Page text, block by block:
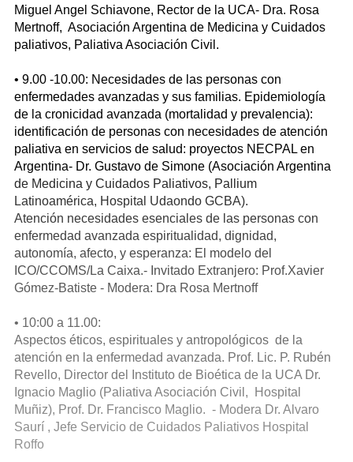
Miguel Angel Schiavone, Rector de la UCA- Dra. Rosa
Mertnoff, Asociación Argentina de Medicina y Cuidados
paliativos, Paliativa Asociación Civil.
• 9.00 -10.00: Necesidades de las personas con
enfermedades avanzadas y sus familias. Epidemiología
de la cronicidad avanzada (mortalidad y prevalencia):
identificación de personas con necesidades de atención
paliativa en servicios de salud: proyectos NECPAL en
Argentina- Dr. Gustavo de Simone (Asociación Argentina
de Medicina y Cuidados Paliativos, Pallium
Latinoamérica, Hospital Udaondo GCBA).
Atención necesidades esenciales de las personas con
enfermedad avanzada espiritualidad, dignidad,
autonomía, afecto, y esperanza: El modelo del
ICO/CCOMS/La Caixa.- Invitado Extranjero: Prof.Xavier
Gómez-Batiste - Modera: Dra Rosa Mertnoff
• 10:00 a 11.00:
Aspectos éticos, espirituales y antropológicos de la
atención en la enfermedad avanzada. Prof. Lic. P. Rubén
Revello, Director del Instituto de Bioética de la UCA Dr.
Ignacio Maglio (Paliativa Asociación Civil, Hospital
Muñiz), Prof. Dr. Francisco Maglio. - Modera Dr. Alvaro
Saurí , Jefe Servicio de Cuidados Paliativos Hospital
Roffo